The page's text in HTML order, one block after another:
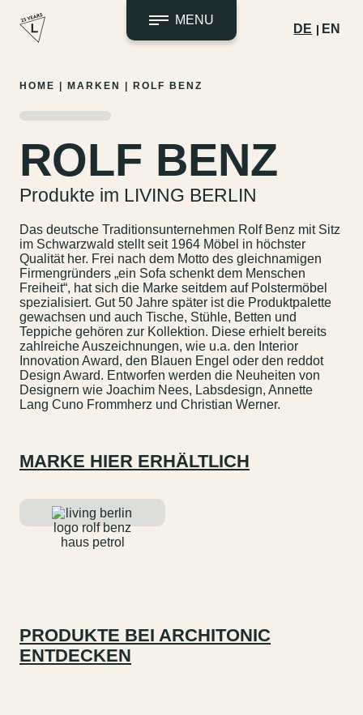
Zum
springen
MENU
DE EN
HOME MARKEN ROLF BENZ
ROLF BENZ
Produkte im LIVING BERLIN
Das deutsche Traditionsunternehmen Rolf Benz mit Sitz
im Schwarzwald stellt seit 1964 Möbel in höchster
Qualität her. Frei nach dem Motto des gleichnamigen
Firmengründers „ein Sofa schenkt dem Menschen
Freiheit“, hat sich die Marke seitdem auf Polstermöbel
spezialisiert. Gut 50 Jahre später ist die Produktpalette
gewachsen und auch Tische, Stühle, Betten und
Teppiche gehören zur Kollektion. Diese erhielt bereits
zahlreiche Auszeichnungen, wie u.a. den Interior
Innovation Award, den Blauen Engel oder den reddot
Design Award. Entworfen werden die Neuheiten von
Designern wie Joachim Nees, Labsdesign, Annette
Lang Cuno Frommherz und Christian Werner.
MARKE HIER ERHÄLTLICH
PRODUKTE BEI ARCHITONIC
ENTDECKEN